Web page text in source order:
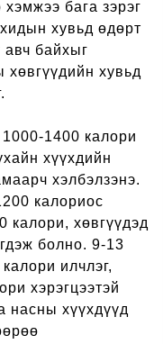
бага зэрэг
хувьд өдөрт
авч байхыг
хувьд
1400 калори
хүүхдийн
хэлбэлзэнэ.
калориос
калори, хөвгүүдэд
болно. 9-13
илчлэг,
хэрэгцээтэй
насны хүүхдүүд